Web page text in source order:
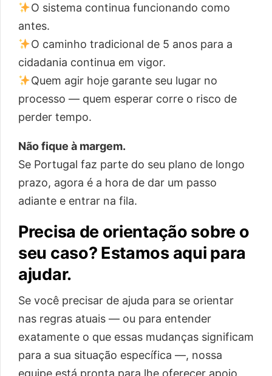
O sistema continua funcionando como
antes.
O caminho tradicional de 5 anos para a
cidadania continua em vigor.
Quem agir hoje garante seu lugar no
processo — quem esperar corre o risco de
perder tempo.
Não fique à margem.
Se Portugal faz parte do seu plano de longo
prazo, agora é a hora de dar um passo
adiante e entrar na fila.
Precisa de orientação sobre o
seu caso? Estamos aqui para
ajudar.
Se você precisar de ajuda para se orientar
nas regras atuais — ou para entender
exatamente o que essas mudanças significam
para a sua situação específica —, nossa
equipe está pronta para lhe oferecer apoio